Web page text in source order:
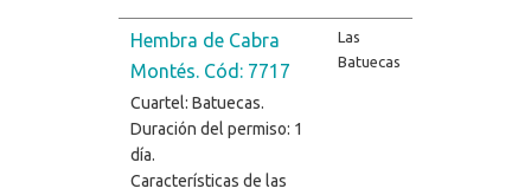
Hembra de Cabra
Montés. Cód: 7717
Cuartel: Batuecas.
Duración del permiso: 1
día.
Características de las
Las
Batuecas